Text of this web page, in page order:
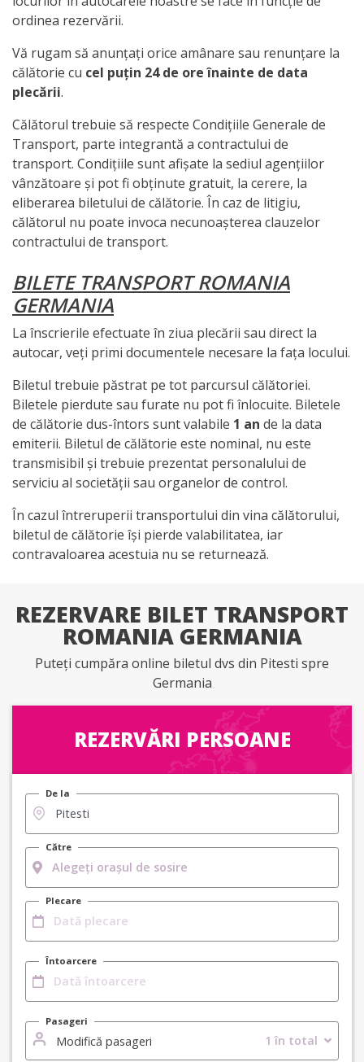
ordinea rezervării.
Vă rugam să anunțați orice amânare sau renunțare la
călătorie cu cel puțin 24 de ore înainte de data
plecării.
Călătorul trebuie să respecte Condițiile Generale de
Transport, parte integrantă a contractului de
transport. Condițiile sunt afișate la sediul agențiilor
vânzătoare și pot fi obținute gratuit, la cerere, la
eliberarea biletului de călătorie. În caz de litigiu,
călătorul nu poate invoca necunoașterea clauzelor
contractului de transport.
BILETE TRANSPORT ROMANIA
GERMANIA
La înscrierile efectuate în ziua plecării sau direct la
autocar, veți primi documentele necesare la fața locului.
Biletul trebuie păstrat pe tot parcursul călătoriei.
Biletele pierdute sau furate nu pot fi înlocuite. Biletele
de călătorie dus-întors sunt valabile 1 an de la data
emiterii. Biletul de călătorie este nominal, nu este
transmisibil și trebuie prezentat personalului de
serviciu al societății sau organelor de control.
În cazul întreruperii transportului din vina călătorului,
biletul de călătorie își pierde valabilitatea, iar
contravaloarea acestuia nu se returnează.
REZERVARE BILET TRANSPORT
ROMANIA GERMANIA
Puteți cumpăra online biletul dvs din Pitesti spre
Germania
REZERVĂRI PERSOANE
De la
Către
Plecare
Întoarcere
Pasageri
Modifică pasageri 1 în total